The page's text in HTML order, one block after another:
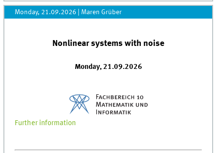
Monday, 21.09.2026 Maren Grüber
Nonlinear systems with noise
Monday, 21.09.2026
Further information